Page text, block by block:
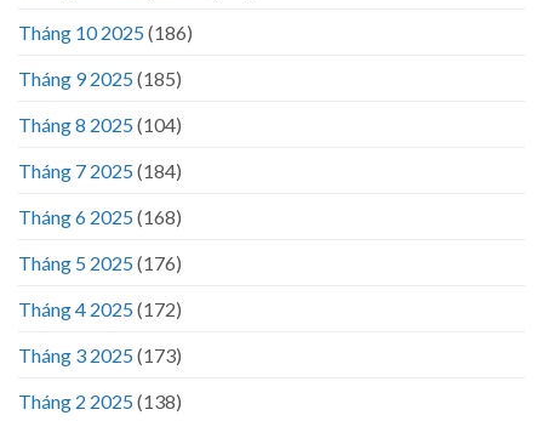
Tháng 10 2025(186)
Tháng 9 2025(185)
Tháng 8 2025(104)
Tháng 7 2025(184)
Tháng 6 2025(168)
Tháng 5 2025(176)
Tháng 4 2025(172)
Tháng 3 2025(173)
Tháng 2 2025(138)